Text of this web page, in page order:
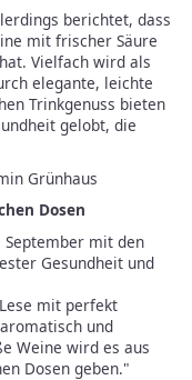
berichtet, dass
mit frischer Säure
Vielfach wird als
elegante, leichte
Trinkgenuss bieten
gelobt, die
Grünhaus
Dosen
September mit den
Gesundheit und
mit perfekt
und
Weine wird es aus
Dosen geben."